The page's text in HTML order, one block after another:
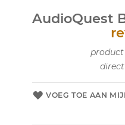
AudioQuest
VOEG TOE AAN